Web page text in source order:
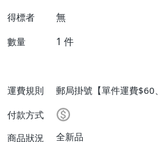
得標者 無
數量 1 件
運費規則
郵局掛號【單件運費$60
滿$20000免運費】
付款方式
商品狀況
全新品